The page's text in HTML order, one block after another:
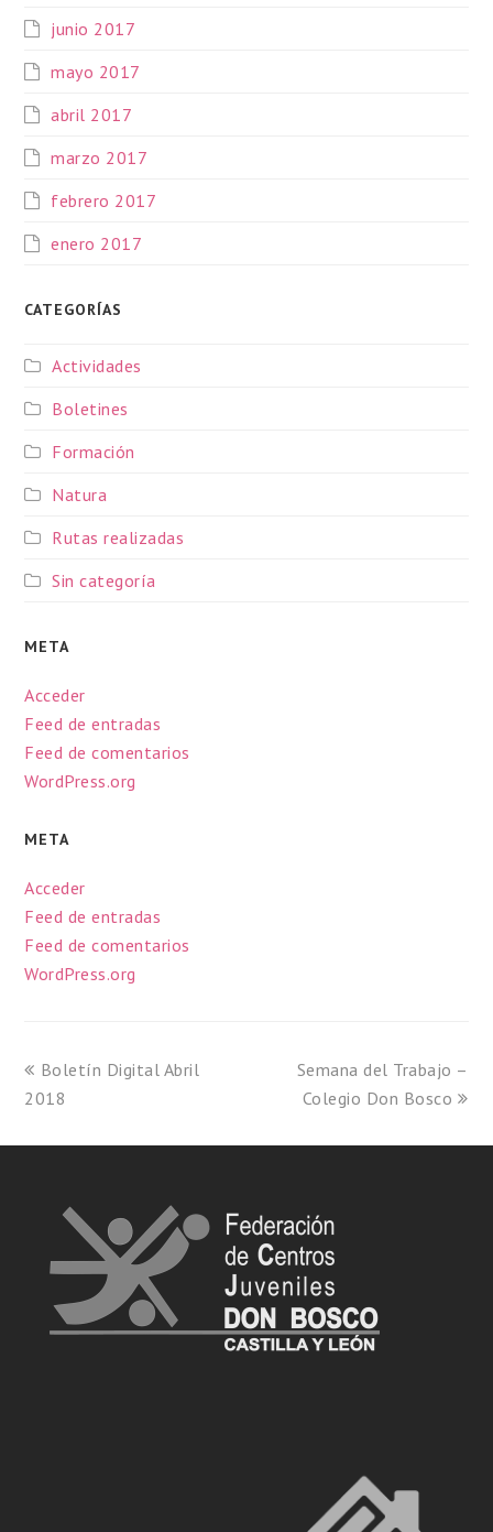
junio 2017
mayo 2017
abril 2017
marzo 2017
febrero 2017
enero 2017
CATEGORÍAS
Actividades
Boletines
Formación
Natura
Rutas realizadas
Sin categoría
META
Acceder
Feed de entradas
Feed de comentarios
WordPress.org
META
Acceder
Feed de entradas
Feed de comentarios
WordPress.org
Boletín Digital Abril
2018
Semana del Trabajo –
Colegio Don Bosco